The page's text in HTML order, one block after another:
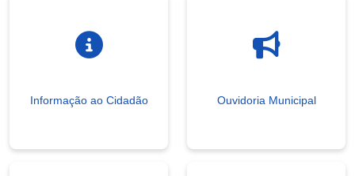
Informação ao Cidadão Ouvidoria Municipal